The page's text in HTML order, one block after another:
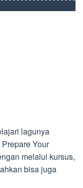
lagunya
Your
melalui kursus,
bisa juga